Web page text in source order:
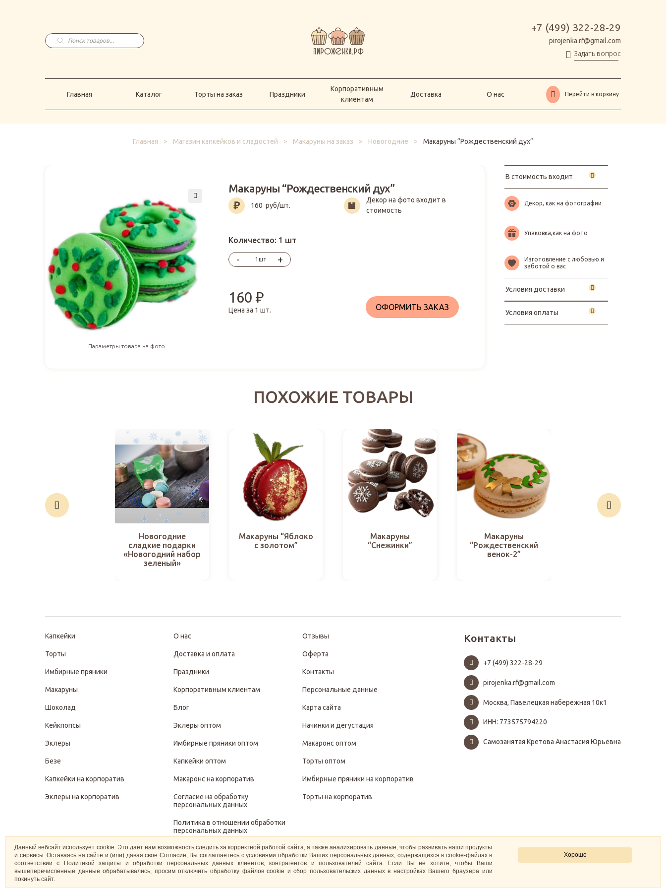
Поиск
товаров
+7 (499) 322-28-29
pirojenka.rf@gmail.com
Задать вопрос
Главная Каталог Торты на заказ Праздники
Корпоративным
клиентам
Доставка О нас Перейти в корзину
Главная > Магазин капкейков и сладостей > Макаруны на заказ > Новогодние > Макаруны “Рождественский дух”
Параметры товара на фото
Макаруны “Рождественский дух”
160 руб/шт.
Декор на фото входит в
стоимость
Количество: 1 шт
- шт +
160₽
Цена за 1 шт. ОФОРМИТЬ ЗАКАЗ
В стоимость входит
Декор, как на фотографии
Упаковка,как на фото
Изготовление с любовью и
заботой о вас
Условия доставки
Условия оплаты
ПОХОЖИЕ ТОВАРЫ
Новогодние
сладкие подарки
«Новогодний набор
зеленый»
Макаруны “Яблоко
с золотом”
Макаруны
“Снежинки”
Макаруны
“Рождественский
венок-2”
Капкейки
Торты
Имбирные пряники
Макаруны
Шоколад
Кейкпопсы
Эклеры
Безе
Капкейки на корпоратив
Эклеры на корпоратив
О нас
Доставка и оплата
Праздники
Корпоративным клиентам
Блог
Эклеры оптом
Имбирные пряники оптом
Капкейки оптом
Макаронс на корпоратив
Согласие на обработку
персональных данных
Политика в отношении обработки
персональных данных
Политика защиты и обработки
персональных данных
Отзывы
Оферта
Контакты
Персональные данные
Карта сайта
Начинки и дегустация
Макаронс оптом
Торты оптом
Имбирные пряники на корпоратив
Торты на корпоратив
Контакты
+7 (499) 322-28-29
pirojenka.rf@gmail.com
Москва, Павелецкая набережная 10к1
ИНН: 773575794220
Самозанятая Кретова Анастасия Юрьевна
Хорошо
Данный вебсайт использует cookie. Это дает нам возможность следить за корректной работой сайта, а также анализировать данные, чтобы развивать наши продукты
и сервисы. Оставаясь на сайте и (или) давая свое Согласие, Вы соглашаетесь с условиями обработки Ваших персональных данных, содержащихся в cookie-файлах в
соответствии с Политикой защиты и обработки персональных данных клиентов, контрагентов и пользователей сайта. Если Вы не хотите, чтобы Ваши
вышеперечисленные данные обрабатывались, просим отключить обработку файлов cookie и сбор пользовательских данных в настройках Вашего браузера или
покинуть сайт.